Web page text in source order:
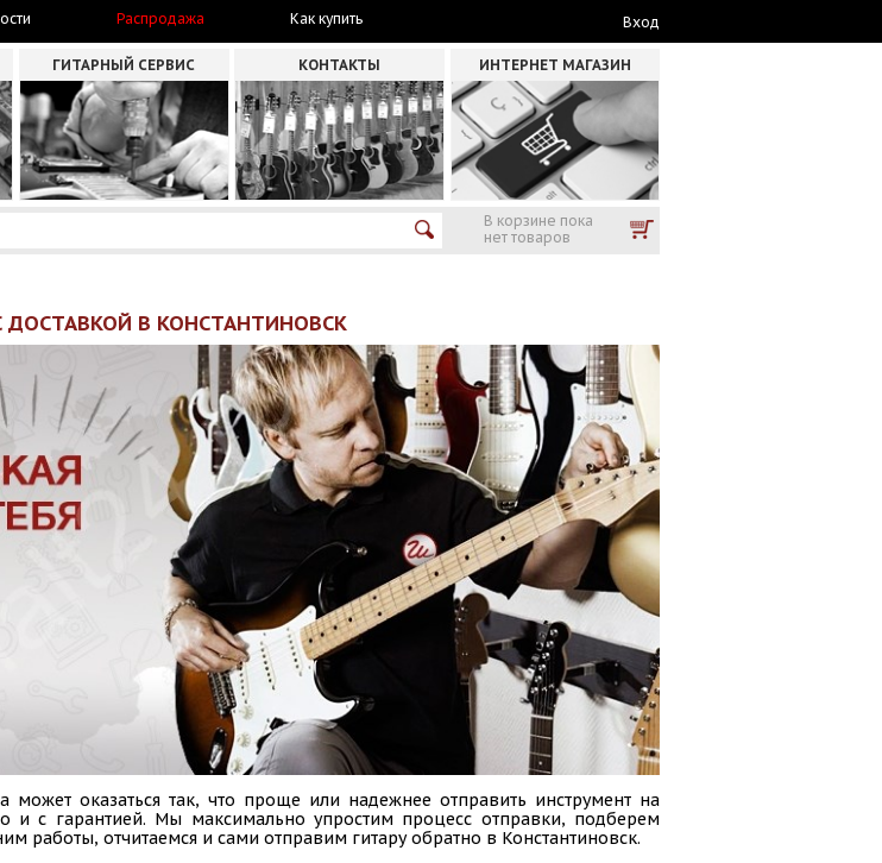
Распродажа Как купить Вход
ГИТАРНЫЙ СЕРВИС КОНТАКТЫ ИНТЕРНЕТ МАГАЗИН
В корзине пока
нет товаров
В КОНСТАНТИНОВСК
может оказаться так, что проще или надежнее отправить инструмент на
и с гарантией. Мы максимально упростим процесс отправки, подберем
работы, отчитаемся и сами отправим гитару обратно в Константиновск.